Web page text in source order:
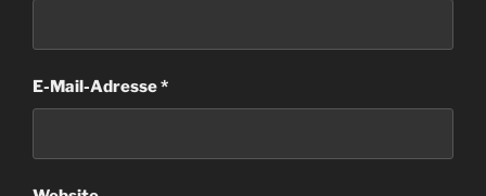
E-Mail-Adresse*